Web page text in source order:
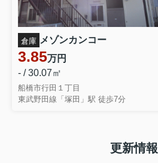
倉庫 メゾンカンコー
3.85万円
- / 30.07㎡
船橋市行田１丁目
東武野田線「塚田」駅 徒歩7分
更新情報